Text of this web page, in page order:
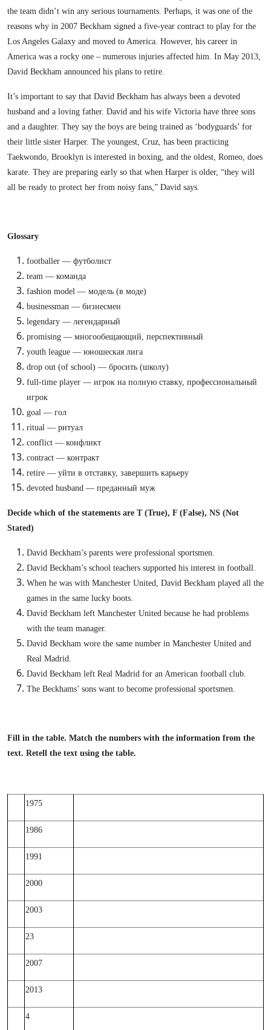
the team didn’t win any serious tournaments. Perhaps, it was one of the
reasons why in 2007 Beckham signed a five-year contract to play for the
Los Angeles Galaxy and moved to America. However, his career in
America was a rocky one – numerous injuries affected him. In May 2013,
David Beckham announced his plans to retire.
It’s important to say that David Beckham has always been a devoted
husband and a loving father. David and his wife Victoria have three sons
and a daughter. They say the boys are being trained as ‘bodyguards’ for
their little sister Harper. The youngest, Cruz, has been practicing
Taekwondo, Brooklyn is interested in boxing, and the oldest, Romeo, does
karate. They are preparing early so that when Harper is older, “they will
all be ready to protect her from noisy fans,” David says.
Glossary
footballer — футболист
team — команда
fashion model — модель (в моде)
businessman — бизнесмен
legendary — легендарный
promising — многообещающий, перспективный
youth league — юношеская лига
drop out (of school) — бросить (школу)
full-time player — игрок на полную ставку, профессиональный
игрок
goal — гол
ritual — ритуал
conflict — конфликт
contract — контракт
retire — уйти в отставку, завершить карьеру
devoted husband — преданный муж
Decide which of the statements are T (True), F (False), NS (Not
Stated)
David Beckham’s parents were professional sportsmen.
David Beckham’s school teachers supported his interest in football.
When he was with Manchester United, David Beckham played all the
games in the same lucky boots.
David Beckham left Manchester United because he had problems
with the team manager.
David Beckham wore the same number in Manchester United and
Real Madrid.
David Beckham left Real Madrid for an American football club.
The Beckhams’ sons want to become professional sportsmen.
Fill in the table. Match the numbers with the information from the
text. Retell the text using the table.
1975
1986
1991
2000
2003
23
2007
2013
4